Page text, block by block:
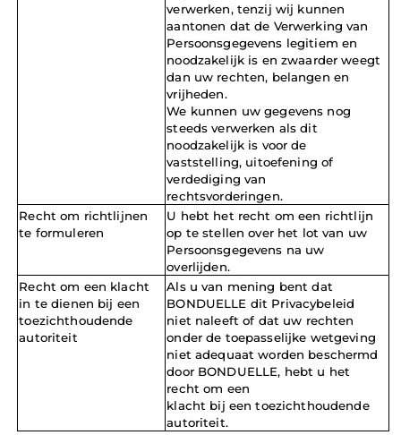
verwerken, tenzij wij kunnen
aantonen dat de Verwerking van
Persoonsgegevens legitiem en
noodzakelijk is en zwaarder weegt
dan uw rechten, belangen en
vrijheden.
We kunnen uw gegevens nog
steeds verwerken als dit
noodzakelijk is voor de
vaststelling, uitoefening of
verdediging van
rechtsvorderingen.
Recht om richtlijnen
te formuleren
U hebt het recht om een richtlijn
op te stellen over het lot van uw
Persoonsgegevens na uw
overlijden.
Recht om een klacht
in te dienen bij een
toezichthoudende
autoriteit
Als u van mening bent dat
BONDUELLE dit Privacybeleid
niet naleeft of dat uw rechten
onder de toepasselijke wetgeving
niet adequaat worden beschermd
door BONDUELLE, hebt u het
recht om een
klacht bij een toezichthoudende
autoriteit.